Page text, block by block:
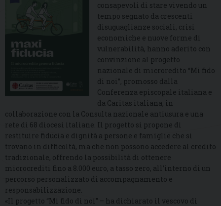
consapevoli di stare vivendo un
tempo segnato da crescenti
disuguaglianze sociali, crisi
economiche e nuove forme di
vulnerabilità, hanno aderito con
convinzione al progetto
nazionale di microredito “Mi fido
di noi”, promosso dalla
Conferenza episcopale italiana e
da Caritas italiana, in
collaborazione con la Consulta nazionale antiusura e una
rete di 68 diocesi italiane. Il progetto si propone di
restituire fiducia e dignità a persone e famiglie che si
trovano in difficoltà, ma che non possono accedere al credito
tradizionale, offrendo la possibilità di ottenere
microcrediti fino a 8.000 euro, a tasso zero, all’interno di un
percorso personalizzato di accompagnamento e
responsabilizzazione.
«Il progetto “Mi fido di noi” – ha dichiarato il vescovo di